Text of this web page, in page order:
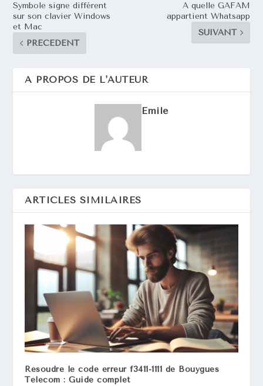
Symbole signe différent
sur son clavier Windows
et Mac
PRÉCÉDENT
A quelle GAFAM
appartient Whatsapp
SUIVANT
A PROPOS DE L'AUTEUR
Emile
ARTICLES SIMILAIRES
Résoudre le code erreur f3411-1111 de Bouygues
Télécom : Guide complet